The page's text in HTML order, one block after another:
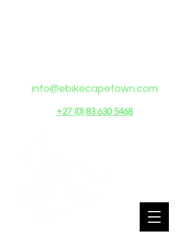
info@ebikecapetown.com
+27 (0) 83 630 5468